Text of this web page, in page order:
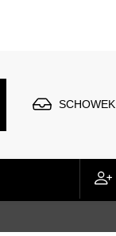
SCHOWEK